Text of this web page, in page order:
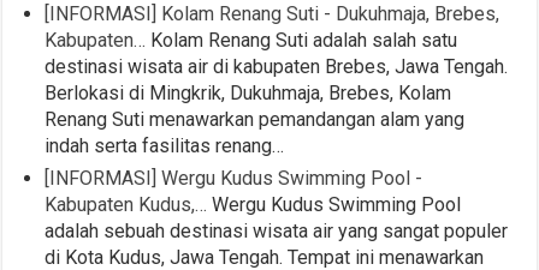
[INFORMASI] Kolam Renang Suti - Dukuhmaja, Brebes,
Kabupaten… Kolam Renang Suti adalah salah satu
destinasi wisata air di kabupaten Brebes, Jawa Tengah.
Berlokasi di Mingkrik, Dukuhmaja, Brebes, Kolam
Renang Suti menawarkan pemandangan alam yang
indah serta fasilitas renang…
[INFORMASI] Wergu Kudus Swimming Pool -
Kabupaten Kudus,… Wergu Kudus Swimming Pool
adalah sebuah destinasi wisata air yang sangat populer
di Kota Kudus, Jawa Tengah. Tempat ini menawarkan